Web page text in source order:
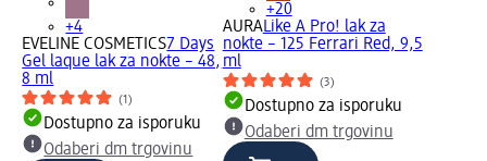
+4
EVELINE COSMETICS7 Days
Gel laque lak za nokte – 48,
8 ml
(1)
Dostupno za isporuku
Odaberi dm trgovinu
+20
AURALike A Pro! lak za
nokte – 125 Ferrari Red, 9,5
ml
(3)
Dostupno za isporuku
Odaberi dm trgovinu